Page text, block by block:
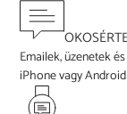
Emailek, üzenetek
iPhone vagy